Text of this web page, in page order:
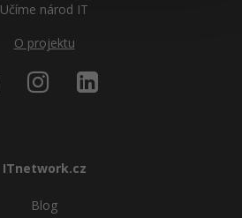
Učíme národ IT
O projektu
ITnetwork.cz
Blog